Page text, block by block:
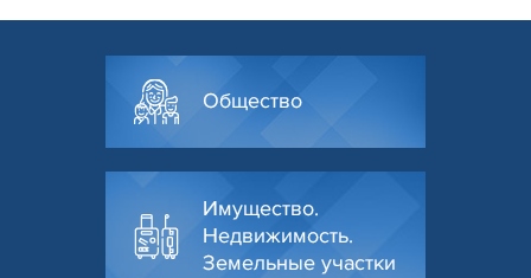
Общество
Имущество.
Недвижимость.
Земельные участки